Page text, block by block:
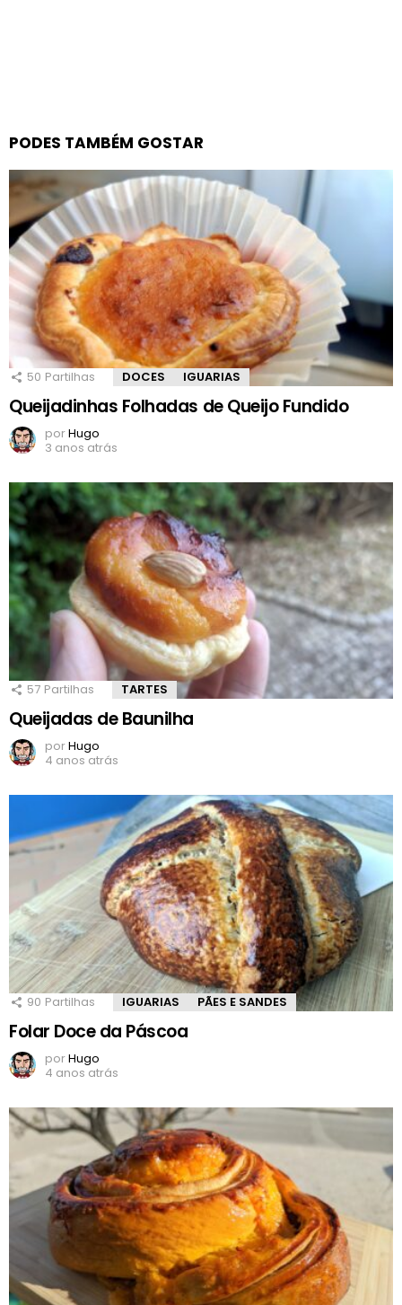
PODES TAMBÉM GOSTAR
50 Partilhas DOCES IGUARIAS
Queijadinhas Folhadas de Queijo Fundido
porHugo
3 anos atrás
57 Partilhas TARTES
Queijadas de Baunilha
porHugo
4 anos atrás
90 Partilhas IGUARIAS PÃES E SANDES
Folar Doce da Páscoa
porHugo
4 anos atrás